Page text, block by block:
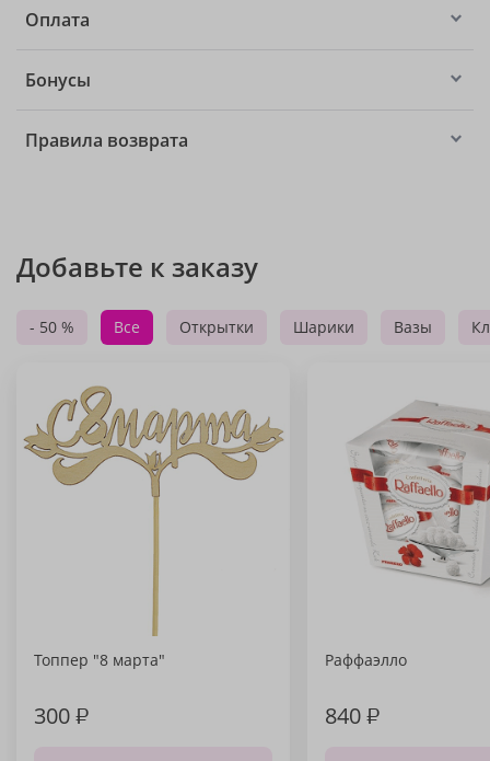
Оплата
Бонусы
Правила возврата
Добавьте к заказу
- 50 % Все Открытки Шарики Вазы
Топпер "8 марта"
300₽
Раффаэлло
840₽